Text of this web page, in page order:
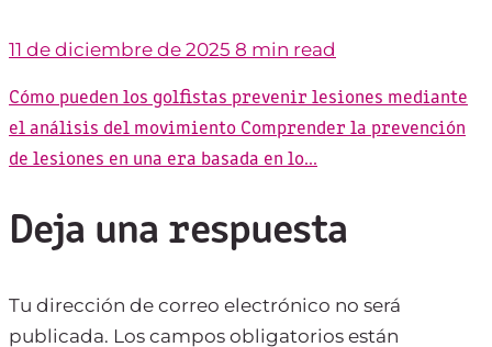
11 de diciembre de 2025 8 min read
Cómo pueden los golfistas prevenir lesiones mediante
el análisis del movimiento Comprender la prevención
de lesiones en una era basada en lo...
Deja una respuesta
Tu dirección de correo electrónico no será
publicada. Los campos obligatorios están